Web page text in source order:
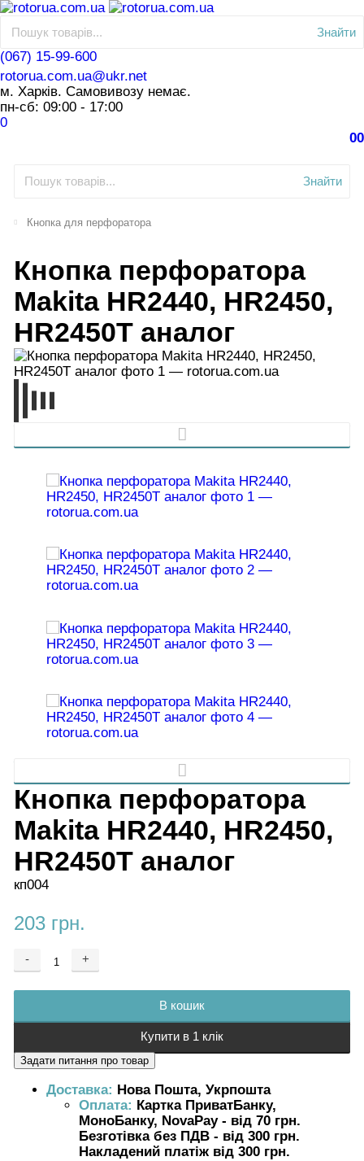
Знайти
(067) 15-99-600
rotorua.com.ua@ukr.net
м. Харків. Самовивозу немає.
пн-сб: 09:00 - 17:00
0
00
Знайти
Кнопка для перфоратора
Кнопка перфоратора
Makita HR2440, HR2450,
HR2450T аналог
Кнопка перфоратора
Makita HR2440, HR2450,
HR2450T аналог
кп004
203 грн.
- +
В кошик
Купити в 1 клік
Доставка: Нова Пошта, Укрпошта
Оплата: Картка ПриватБанку,
МоноБанку, NovaPay - від 70 грн.
Безготівка без ПДВ - від 300 грн.
Накладений платіж від 300 грн.